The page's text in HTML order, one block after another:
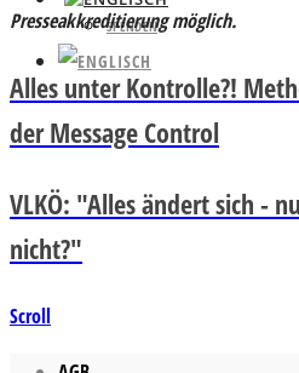
SPENDEN
Presseakkreditierung möglich.
Alles unter Kontrolle?!
der Message Control
VLKÖ: "Alles ändert sich -
nicht?"
Scroll